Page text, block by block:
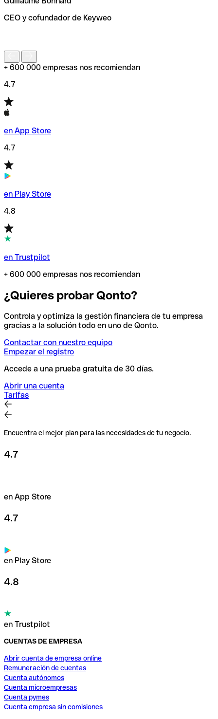
de enviar tu transferencia.
CEO y cofundador de Keyweo
+ 600 000 empresas nos recomiendan
4.7
en App Store
4.7
en Play Store
4.8
en Trustpilot
+ 600 000 empresas nos recomiendan
¿Quieres probar Qonto?
Controla y optimiza la gestión financiera de tu empresa
gracias a la solución todo en uno de Qonto.
Contactar con nuestro equipo
Empezar el registro
Accede a una prueba gratuita de 30 días.
Abrir una cuenta
Tarifas
Encuentra el mejor plan para las necesidades de tu negocio.
4.7
en App Store
4.7
en Play Store
4.8
en Trustpilot
CUENTAS DE EMPRESA
Abrir cuenta de empresa online
Remuneración de cuentas
Cuenta autónomos
Cuenta microempresas
Cuenta pymes
Cuenta empresa sin comisiones